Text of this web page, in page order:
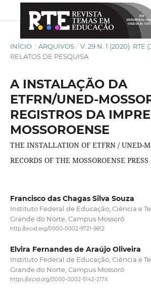
INÍCIO / ARQUIVOS / V. 29 N. 1 (2020): RTE
RELATOS DE PESQUISA
A INSTALAÇÃO DA
ETFRN/UNED-
REGISTROS DA
MOSSOROENSE
THE INSTALLATION OF ETFRN / UNED-
RECORDS OF THE MOSSOROENSE PRESS
Francisco das Chagas Silva Souza
Instituto Federal de Educação, Ciência e
Grande do Norte, Campus Mossoró
http://orcid.org/0000-0002-9721-9812
Elvira Fernandes de Araújo Oliveira
Instituto Federal de Educação, Ciência e
Grande do Norte, Campus Mossoró
https://orcid.org/0000-0002-5142-217X